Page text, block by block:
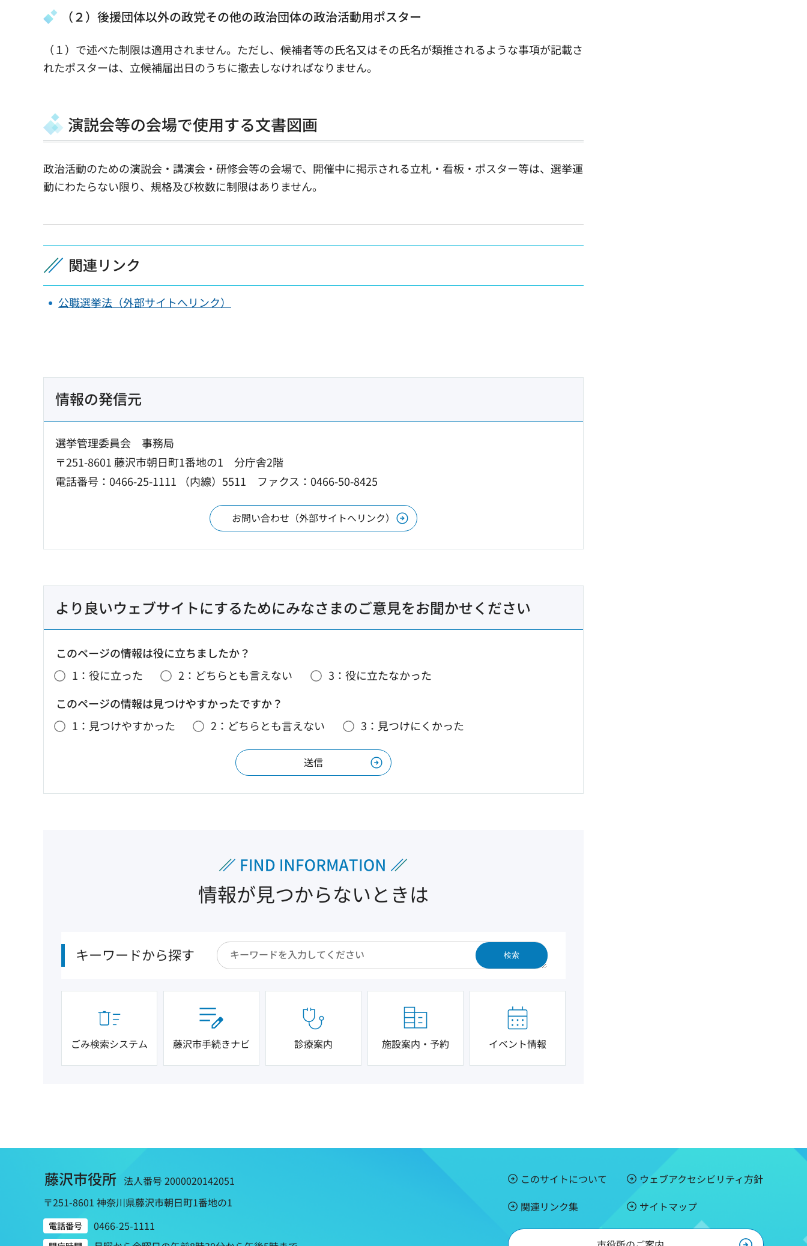
（２）後援団体以外の政党その他の政治団体の政治活動用ポスター
（１）で述べた制限は適用されません。ただし、候補者等の氏名又はその氏名が類推されるような事項が記載さ
れたポスターは、立候補届出日のうちに撤去しなければなりません。
演説会等の会場で使用する文書図画
政治活動のための演説会・講演会・研修会等の会場で、開催中に掲示される立札・看板・ポスター等は、選挙運
動にわたらない限り、規格及び枚数に制限はありません。
関連リンク
公職選挙法（外部サイトへリンク）
情報の発信元
選挙管理委員会 事務局
〒251-8601 藤沢市朝日町1番地の1 分庁舎2階
電話番号：0466-25-1111 （内線）5511
ファクス：0466-50-8425
お問い合わせ（外部サイトへリンク）
より良いウェブサイトにするためにみなさまのご意見をお聞かせください
このページの情報は役に立ちましたか？
1：役に立った
2：どちらとも言えない
3：役に立たなかった
このページの情報は見つけやすかったですか？
1：見つけやすかった
2：どちらとも言えない 3：見つけにくかった
情報が見つからないときは
キーワードから探す 検索
ごみ検索システム 藤沢市手続きナビ 診療案内 施設案内・予約 イベント情報
藤沢市役所 法人番号 2000020142051
〒251-8601 神奈川県藤沢市朝日町1番地の1
電話番号 0466-25-1111
このサイトについて
ウェブアクセシビリティ方針
関連リンク集
サイトマップ